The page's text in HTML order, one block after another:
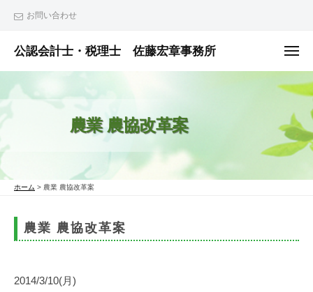
へ
ス
ッ
プ
お問い合わせ
公認会計士・税理士 佐藤宏章事務所
公
認
理
佐
宏
メ
ュ
ー
農業 農協改革案
ホーム > 農業 農協改革案
農業 農協改革案
2014/3/10(月)